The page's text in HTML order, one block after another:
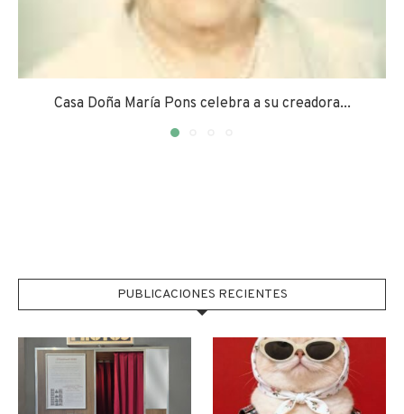
Casa Doña María Pons celebra a su creadora...
PUBLICACIONES RECIENTES